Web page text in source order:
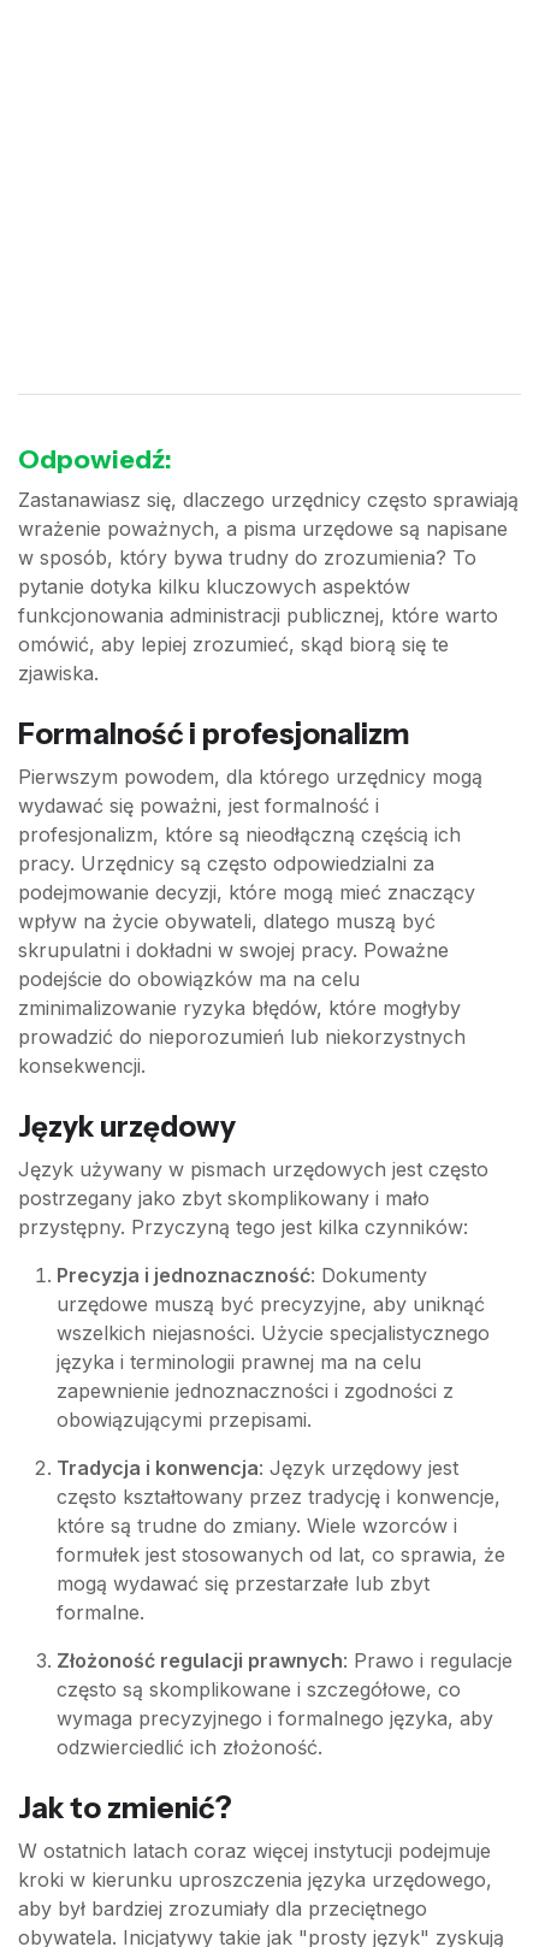
Odpowiedź:
Zastanawiasz się, dlaczego urzędnicy często sprawiają
wrażenie poważnych, a pisma urzędowe są napisane
w sposób, który bywa trudny do zrozumienia? To
pytanie dotyka kilku kluczowych aspektów
funkcjonowania administracji publicznej, które warto
omówić, aby lepiej zrozumieć, skąd biorą się te
zjawiska.
Formalność i profesjonalizm
Pierwszym powodem, dla którego urzędnicy mogą
wydawać się poważni, jest formalność i
profesjonalizm, które są nieodłączną częścią ich
pracy. Urzędnicy są często odpowiedzialni za
podejmowanie decyzji, które mogą mieć znaczący
wpływ na życie obywateli, dlatego muszą być
skrupulatni i dokładni w swojej pracy. Poważne
podejście do obowiązków ma na celu
zminimalizowanie ryzyka błędów, które mogłyby
prowadzić do nieporozumień lub niekorzystnych
konsekwencji.
Język urzędowy
Język używany w pismach urzędowych jest często
postrzegany jako zbyt skomplikowany i mało
przystępny. Przyczyną tego jest kilka czynników:
Precyzja i jednoznaczność: Dokumenty
urzędowe muszą być precyzyjne, aby uniknąć
wszelkich niejasności. Użycie specjalistycznego
języka i terminologii prawnej ma na celu
zapewnienie jednoznaczności i zgodności z
obowiązującymi przepisami.
Tradycja i konwencja: Język urzędowy jest
często kształtowany przez tradycję i konwencje,
które są trudne do zmiany. Wiele wzorców i
formułek jest stosowanych od lat, co sprawia, że
mogą wydawać się przestarzałe lub zbyt
formalne.
Złożoność regulacji prawnych: Prawo i regulacje
często są skomplikowane i szczegółowe, co
wymaga precyzyjnego i formalnego języka, aby
odzwierciedlić ich złożoność.
Jak to zmienić?
W ostatnich latach coraz więcej instytucji podejmuje
kroki w kierunku uproszczenia języka urzędowego,
aby był bardziej zrozumiały dla przeciętnego
obywatela. Inicjatywy takie jak "prosty język" zyskują